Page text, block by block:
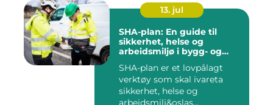
13. jul
SHA-plan: En guide til
sikkerhet, helse og
arbeidsmiljø i bygg- og
SHA-plan er et lovpålagt
verktøy som skal ivareta
sikkerhet, helse og
arbeidsmilj&oslas...